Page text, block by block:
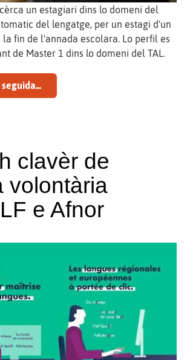
un estagiari dins lo domeni del
del lengatge, per un estagi d'un
la fin de l'annada escolara. Lo perfil es
de Master 1 dins lo domeni del TAL.
clavèr de
volontària
e Afnor